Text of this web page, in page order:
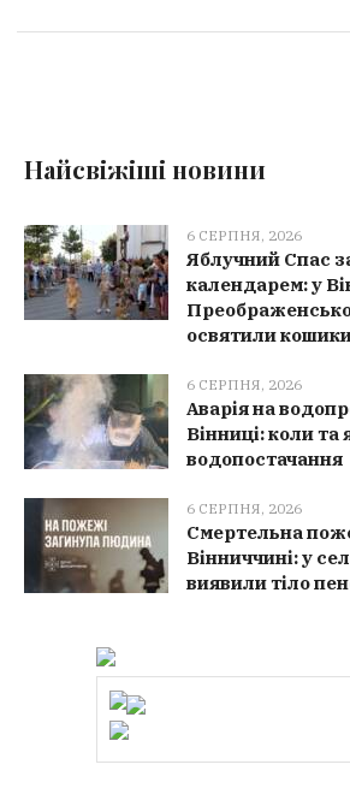
Найсвіжіші новини
6 СЕРПНЯ, 2026
Яблучний Спас
календарем: у
освятили
6 СЕРПНЯ, 2026
Аварія на
Вінниці: коли та
водопостачання
6 СЕРПНЯ, 2026
Смертельна
Вінниччині: у
виявили тіло